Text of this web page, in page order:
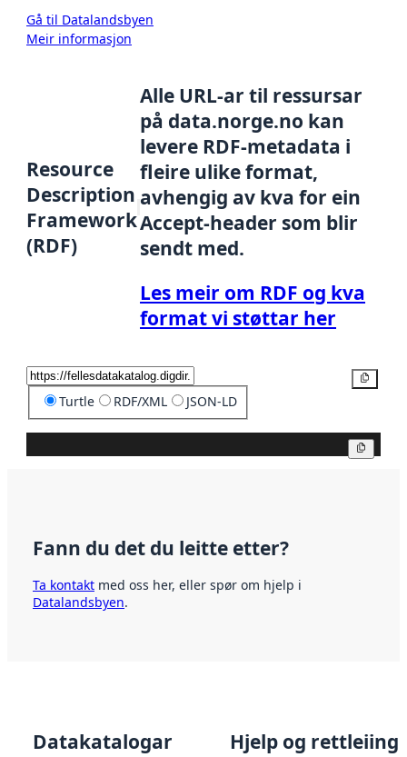
Gå til Datalandsbyen
Meir informasjon
Resource
Description
Framework
(RDF)
Alle URL-ar til ressursar
på data.norge.no kan
levere RDF-metadata i
fleire ulike format,
avhengig av kva for ein
Accept-header som blir
sendt med.
Les meir om RDF og kva
format vi støttar her
Turtle RDF/XML JSON-LD
Fann du det du leitte etter?
Ta kontakt med oss her, eller spør om hjelp i
Datalandsbyen.
Datakatalogar Hjelp og rettleiing